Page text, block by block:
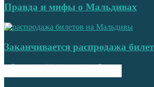
Правда и мифы о Мальдивах
Заканчивается распродажа